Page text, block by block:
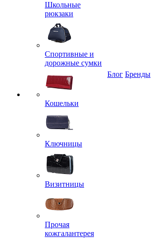
Школьные
рюкзаки
Спортивные и
дорожные сумки
Кошельки
Ключницы
Визитницы
Прочая
кожгалантерея
Блог Бренды